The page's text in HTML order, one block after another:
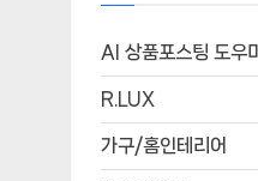
AI 상품포스팅 도우미
R.LUX
가구/홈인테리어